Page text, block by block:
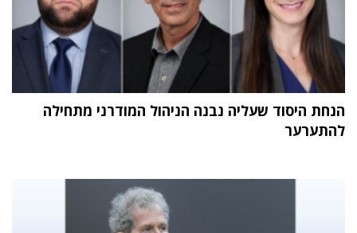
הנחת היסוד שעליה נבנה הניהול המודרני מתחילה
להתערער